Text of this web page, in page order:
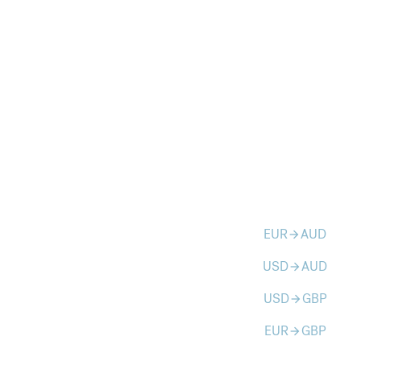
EURarrow_forwardAUD
USDarrow_forwardAUD
USDarrow_forward GBP
EURarrow_forward GBP